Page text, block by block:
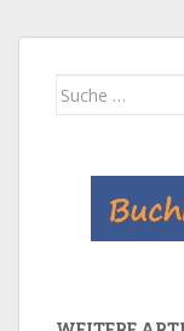
Suche